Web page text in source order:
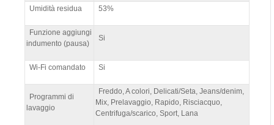
Umidità residua 53%
Funzione aggiungi
indumento (pausa)
Si
Wi-Fi comandato Si
Programmi di
lavaggio
Freddo, A colori, Delicati/Seta, Jeans/denim,
Mix, Prelavaggio, Rapido, Risciacquo,
Centrifuga/scarico, Sport, Lana